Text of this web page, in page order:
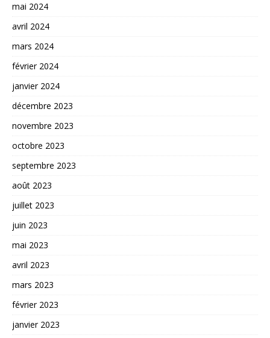
mai 2024
avril 2024
mars 2024
février 2024
janvier 2024
décembre 2023
novembre 2023
octobre 2023
septembre 2023
août 2023
juillet 2023
juin 2023
mai 2023
avril 2023
mars 2023
février 2023
janvier 2023